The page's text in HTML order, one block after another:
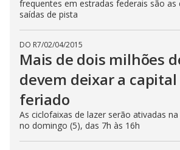
frequentes em estradas federais são as
saídas de pista
DO R7/02/04/2015
Mais de dois milhões
devem deixar a capital
feriado
As ciclofaixas de lazer serão ativadas
no domingo (5), das 7h às 16h